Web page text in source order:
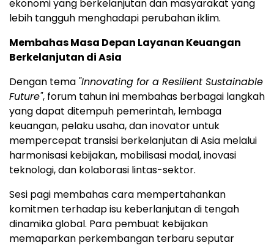
ekonomi yang berkelanjutan dan masyarakat yang
lebih tangguh menghadapi perubahan iklim.
Membahas Masa Depan Layanan Keuangan
Berkelanjutan di Asia
Dengan tema "Innovating for a Resilient Sustainable
Future", forum tahun ini membahas berbagai langkah
yang dapat ditempuh pemerintah, lembaga
keuangan, pelaku usaha, dan inovator untuk
mempercepat transisi berkelanjutan di Asia melalui
harmonisasi kebijakan, mobilisasi modal, inovasi
teknologi, dan kolaborasi lintas-sektor.
Sesi pagi membahas cara mempertahankan
komitmen terhadap isu keberlanjutan di tengah
dinamika global. Para pembuat kebijakan
memaparkan perkembangan terbaru seputar